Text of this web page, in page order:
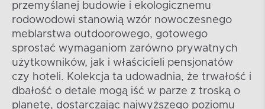
przemyślanej budowie i ekologicznemu
rodowodowi stanowią wzór nowoczesnego
meblarstwa outdoorowego, gotowego
sprostać wymaganiom zarówno prywatnych
użytkowników, jak i właścicieli pensjonatów
czy hoteli. Kolekcja ta udowadnia, że trwałość i
dbałość o detale mogą iść w parze z troską o
planetę, dostarczając najwyższego poziomu